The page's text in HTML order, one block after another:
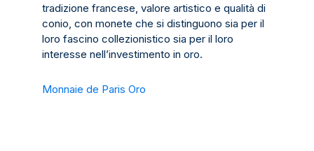
tradizione francese, valore artistico e qualità di
conio, con monete che si distinguono sia per il
loro fascino collezionistico sia per il loro
interesse nell’investimento in oro.
Monnaie de Paris Oro